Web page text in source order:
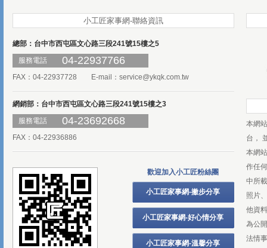
小工匠家事網-聯絡資訊
總部：台中市西屯區文心路三段241號15樓之5
服務電話
04-22937766
FAX：04-22937728 E-mail： service@ykqk.com.tw
網銷部：台中市西屯區文心路三段241號15樓之3
服務電話
04-23692668
FAX：04-22936886
歡迎加入小工匠粉絲團
小工匠家事網-撇步分享
小工匠家事網-好心情分享
小工匠家事網-溫馨分享
本網
台，
本網
作任
中所
照片
他資
為公
法情